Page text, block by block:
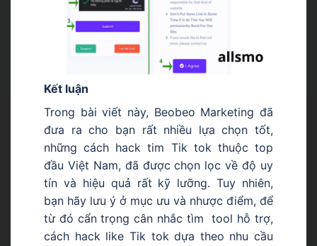
Kết luận
Trong bài viết này, Beobeo Marketing đã
đưa ra cho bạn rất nhiều lựa chọn tốt,
những cách hack tim Tik tok thuộc top
đầu Việt Nam, đã được chọn lọc về độ uy
tín và hiệu quả rất kỹ lưỡng. Tuy nhiên,
bạn hãy lưu ý ở mục ưu và nhược điểm, để
từ đó cẩn trọng cân nhắc tìm tool hỗ trợ,
cách hack like Tik tok dựa theo nhu cầu